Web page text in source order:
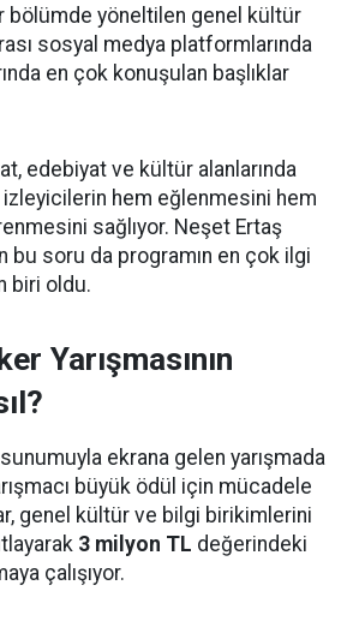
bölümde yöneltilen genel kültür
sosyal medya platformlarında
en çok konuşulan başlıklar
edebiyat ve kültür alanlarında
izleyicilerin hem eğlenmesini hem
sağlıyor. Neşet Ertaş
bu soru da programın en çok ilgi
biri oldu.
Yarışmasının
sunumuyla ekrana gelen yarışmada
büyük ödül için mücadele
genel kültür ve bilgi birikimlerini
3 milyon TL değerindeki
çalışıyor.